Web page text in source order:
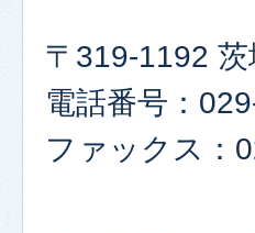
〒319-1192
電話番号：
ファックス：